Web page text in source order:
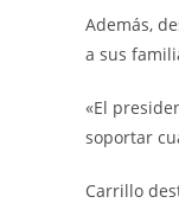
Además,
a sus
«El
soportar
Carrillo